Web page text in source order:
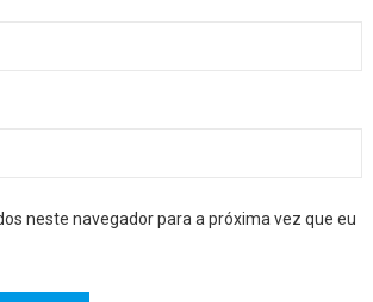
neste navegador para a próxima vez que eu